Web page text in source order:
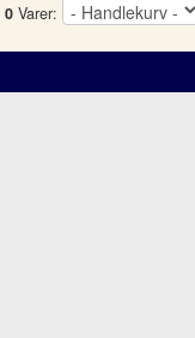
0 Varer: